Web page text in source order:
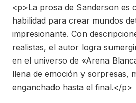
<p>La prosa de Sanderson es
habilidad para crear mundos
impresionante. Con
realistas, el autor logra
en el universo de «Arena
llena de emoción y sorpresas,
enganchado hasta el final.</p>